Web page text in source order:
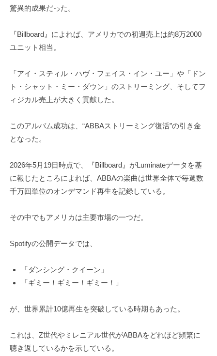
驚異的成果だった。
『Billboard』によれば、アメリカでの初週売上は約8万2000
ユニット相当。
「アイ・スティル・ハヴ・フェイス・イン・ユー」や「ドン
ト・シャット・ミー・ダウン」のストリーミング、そしてフ
ィジカル売上が大きく貢献した。
このアルバム成功は、“ABBAストリーミング復活”の引き金
となった。
2026年5月19日時点で、『Billboard』がLuminateデータを基
に報じたところによれば、ABBAの楽曲は世界全体で毎週数
千万回単位のオンデマンド再生を記録している。
その中でもアメリカは主要市場の一つだ。
Spotifyの公開データでは、
「ダンシング・クイーン」
「ギミー！ギミー！ギミー！」
が、世界累計10億再生を突破している時期もあった。
これは、Z世代やミレニアル世代がABBAをどれほど頻繁に
聴き返しているかを示している。